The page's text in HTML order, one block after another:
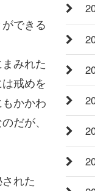
できる
みれた
戒めを
かかわ
だが、
れた